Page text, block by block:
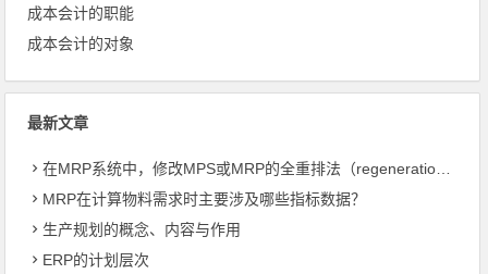
成本会计的职能
成本会计的对象
最新文章
在MRP系统中，修改MPS或MRP的全重排法（regeneration）和净改变法？
MRP在计算物料需求时主要涉及哪些指标数据？
生产规划的概念、内容与作用
ERP的计划层次